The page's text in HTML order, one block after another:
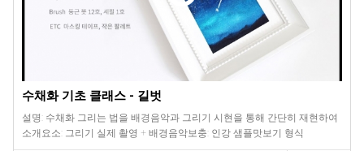
수채화 기초 클래스 - 길벗
설명: 수채화 그리는 법을 배경음악과 그리기 시현을 통해 간단히 재현하여
소개요소: 그리기 실제 촬영 + 배경음악보충: 인강 샘플맛보기 형식